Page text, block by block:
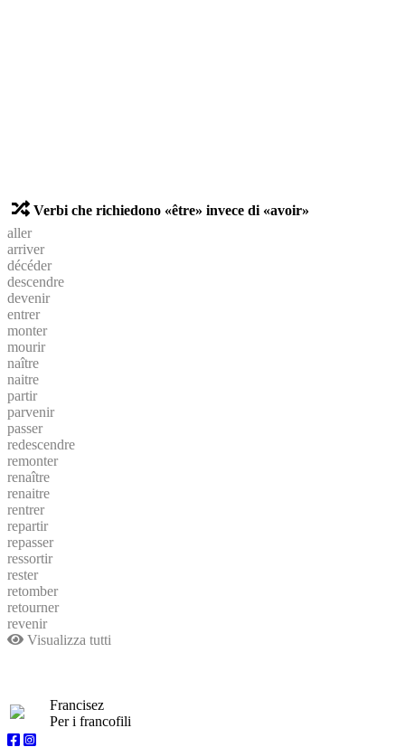
Verbi che richiedono «être» invece di «avoir»
aller
arriver
décéder
descendre
devenir
entrer
monter
mourir
naître
naitre
partir
parvenir
passer
redescendre
remonter
renaître
renaitre
rentrer
repartir
repasser
ressortir
rester
retomber
retourner
revenir
Visualizza tutti
Francisez
Per i francofili